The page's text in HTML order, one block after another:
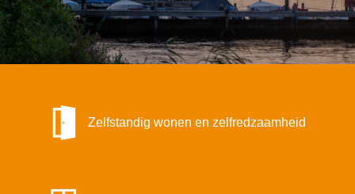
Zelfstandig wonen en zelfredzaamheid